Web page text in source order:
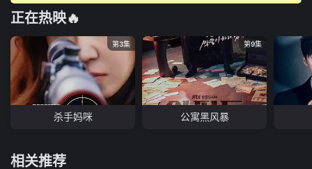
正在热映🔥
第3集
杀手妈咪
第9集
公寓黑风暴
相关推荐